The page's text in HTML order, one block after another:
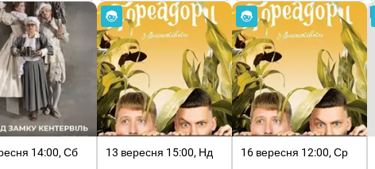
14:00, Сб 13 вересня 15:00, Нд 16 вересня 12:00, Ср